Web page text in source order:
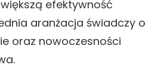
efektywność
aranżacja świadczy o
oraz nowoczesności